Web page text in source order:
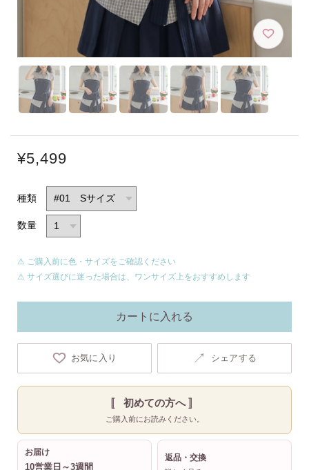
¥5,499
種類
数量
⚠ ご購入前に色・サイズをご確認ください
⚠ サイズ選びに迷った場合は、ワンサイズ上をおすすめします
カートに入れる
お気に入り ↗ シェアする
〚 初めての方へ 〛
ご購入前にお読みください。
お届け
10営業日～3週間
返品・交換